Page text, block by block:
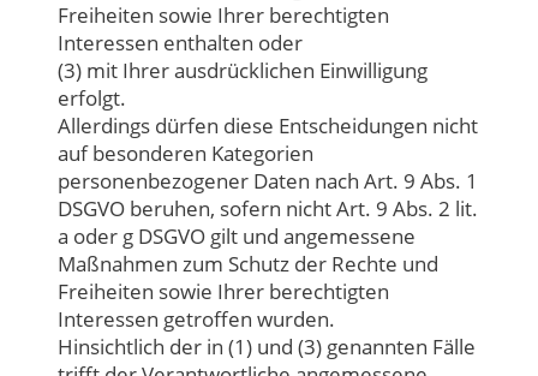
Freiheiten sowie Ihrer berechtigten
Interessen enthalten oder
(3) mit Ihrer ausdrücklichen Einwilligung
erfolgt.
Allerdings dürfen diese Entscheidungen nicht
auf besonderen Kategorien
personenbezogener Daten nach Art. 9 Abs. 1
DSGVO beruhen, sofern nicht Art. 9 Abs. 2 lit.
a oder g DSGVO gilt und angemessene
Maßnahmen zum Schutz der Rechte und
Freiheiten sowie Ihrer berechtigten
Interessen getroffen wurden.
Hinsichtlich der in (1) und (3) genannten Fälle